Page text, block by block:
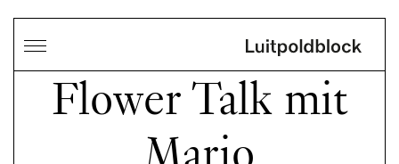
Flower Talk mit
Mario